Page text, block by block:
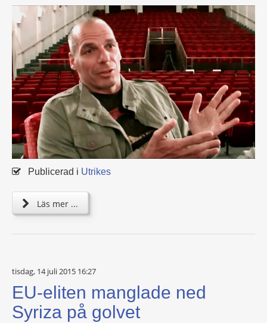
Publicerad i Utrikes
Läs mer ...
tisdag, 14 juli 2015 16:27
EU-eliten manglade ned
Syriza på golvet